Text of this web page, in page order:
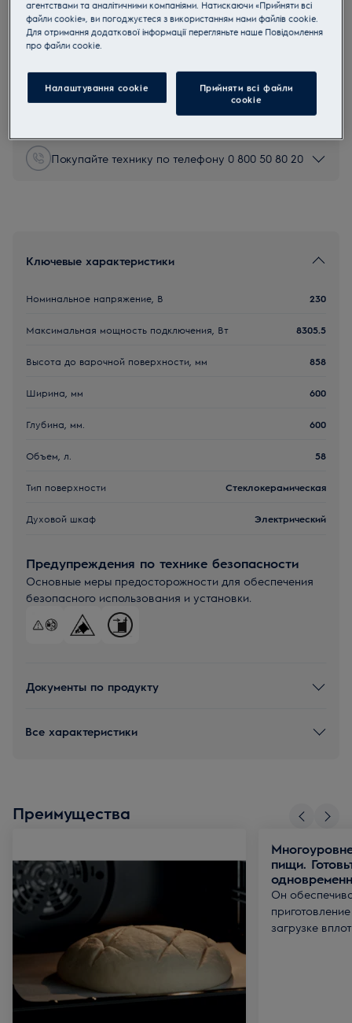
4.7 (56)
безопасности в соответствии с регламентом ЕС 2023/988
перечислены в главах 1 и 2 руководства пользователя.
Для безопасного использования продукта прочтите
Покупайте технику по телефону 0 800 50 80 20
Ключевые характеристики
Номинальное напряжение, В 230
Максимальная мощность подключения, Вт 8305.5
Высота до варочной поверхности, мм 858
Ширина, мм 600
Глубина, мм. 600
Объем, л. 58
Тип поверхности Стеклокерамическая
Духовой шкаф Электрический
Предупреждения по технике безопасности
Основные меры предосторожности для обеспечения
безопасного использования и установки.
Документы по продукту
Все характеристики
Преимущества
пищи.
Он
загрузке
агентствами та аналітичними компаніями. Натискаючи «Прийняти всі
файли cookie», ви погоджуєтеся з використанням нами файлів cookie.
Для отримання додаткової інформації перегляньте наше Пoвідомлення
прo файли cookie.
Налаштування cookie
Прийняти всі файли
сookie